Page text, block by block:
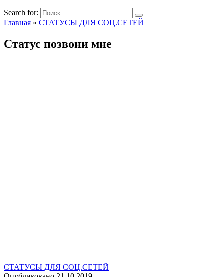
Search for:
Главная » СТАТУСЫ ДЛЯ СОЦ.СЕТЕЙ
Статус позвони мне
СТАТУСЫ ДЛЯ СОЦ.СЕТЕЙ